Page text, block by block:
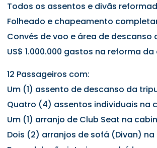
Todos os assentos e divãs
Folheado e chapeamento
Convés de voo e área de
US$ 1.000.000 gastos na reforma
12 Passageiros com:
Um (1) assento de descanso da
Quatro (4) assentos individuais na
Um (1) arranjo de Club Seat na
Dois (2) arranjos de sofá (Divan)